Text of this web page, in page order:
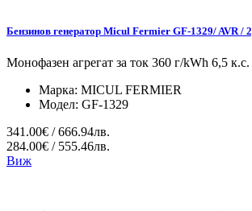
Бензинов генератор Micul Fermier GF-1329/ AVR /
Монофазен агрегат за ток 360 г/kWh 6,5 к.с.
Марка: MICUL FERMIER
Модел: GF-1329
341.00€ / 666.94лв.
284.00€ / 555.46лв.
Виж